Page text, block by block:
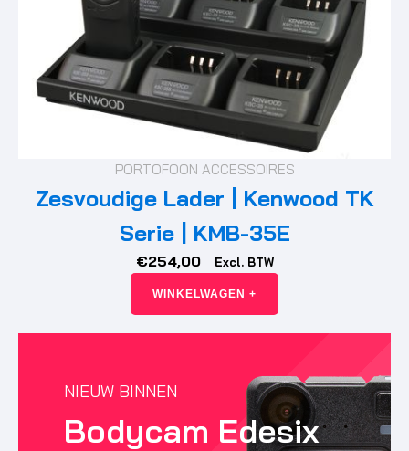
PORTOFOON ACCESSOIRES
Zesvoudige Lader | Kenwood TK
Serie | KMB-35E
€254,00 Excl. BTW
WINKELWAGEN +
NIEUW BINNEN
Bodycam Edesix